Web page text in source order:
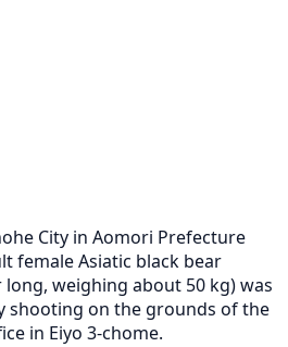
City in Aomori Prefecture
female Asiatic black bear
weighing about 50 kg) was
shooting on the grounds of the
in Eiyo 3-chome.